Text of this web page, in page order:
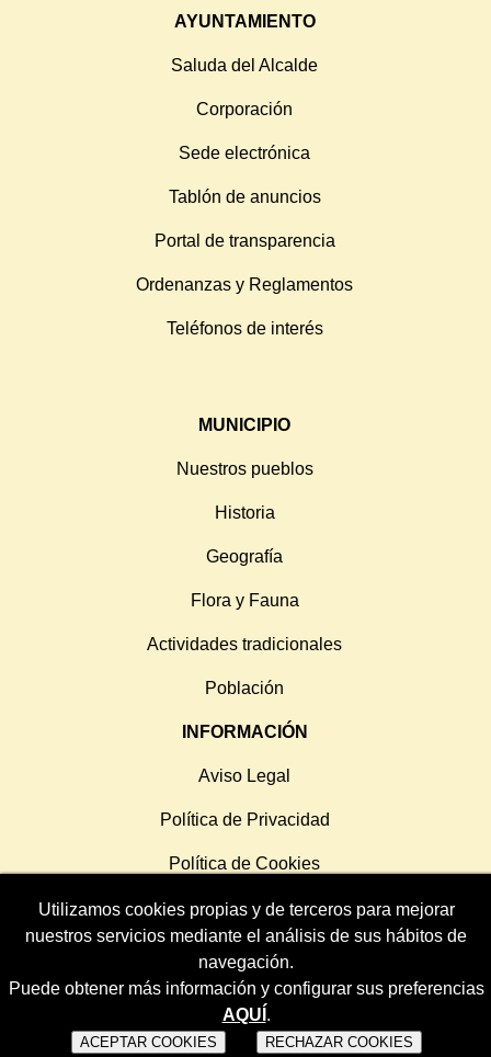
AYUNTAMIENTO
Saluda del Alcalde
Corporación
Sede electrónica
Tablón de anuncios
Portal de transparencia
Ordenanzas y Reglamentos
Teléfonos de interés
MUNICIPIO
Nuestros pueblos
Historia
Geografía
Flora y Fauna
Actividades tradicionales
Población
INFORMACIÓN
Aviso Legal
Política de Privacidad
Política de Cookies
SÍGUENOS
© 2026 Ayuntamiento de Villamanín | Todos los derechos
reservados
Utilizamos cookies propias y de terceros para mejorar
nuestros servicios mediante el análisis de sus hábitos de
navegación.
Puede obtener más información y configurar sus preferencias
AQUÍ .
ACEPTAR COOKIES RECHAZAR COOKIES